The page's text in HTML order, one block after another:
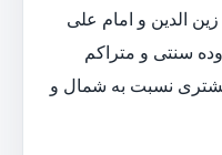
الدین و امام علی
سنتی و متراکم
نسبت به شمال و